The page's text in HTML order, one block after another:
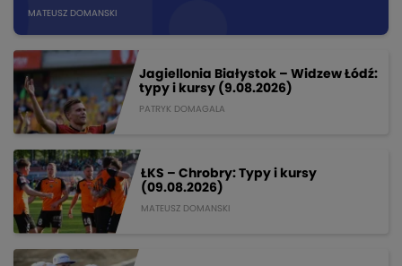
MATEUSZ DOMANSKI
Jagiellonia Białystok – Widzew Łódź:
typy i kursy (9.08.2026)
PATRYK DOMAGALA
ŁKS – Chrobry: Typy i kursy
(09.08.2026)
MATEUSZ DOMANSKI